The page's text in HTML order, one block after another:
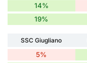
14%
19%
SSC Giugliano
5%